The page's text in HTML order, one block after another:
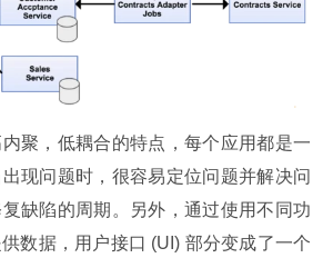
聚，低耦合的特点，每个应用都是一
现问题时，很容易定位问题并解决问
缺陷的周期。另外，通过使用不同功
数据，用户接口 (UI) 部分变成了一个